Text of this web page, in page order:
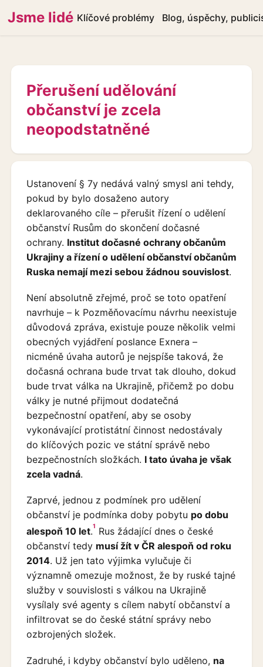
Jsme lidé Klíčové problémy Blog, úspěchy,
Přerušení udělování
občanství je zcela
neopodstatněné
Ustanovení § 7y nedává valný smysl ani tehdy,
pokud by bylo dosaženo autory
deklarovaného cíle – přerušit řízení o udělení
občanství Rusům do skončení dočasné
ochrany. Institut dočasné ochrany občanům
Ukrajiny a řízení o udělení občanství občanům
Ruska nemají mezi sebou žádnou souvislost.
Není absolutně zřejmé, proč se toto opatření
navrhuje – k Pozměňovacímu návrhu neexistuje
důvodová zpráva, existuje pouze několik velmi
obecných vyjádření poslance Exnera –
nicméně úvaha autorů je nejspíše taková, že
dočasná ochrana bude trvat tak dlouho, dokud
bude trvat válka na Ukrajině, přičemž po dobu
války je nutné přijmout dodatečná
bezpečnostní opatření, aby se osoby
vykonávající protistátní činnost nedostávaly
do klíčových pozic ve státní správě nebo
bezpečnostních složkách. I tato úvaha je však
zcela vadná.
Zaprvé, jednou z podmínek pro udělení
občanství je podmínka doby pobytu po dobu
alespoň 10 let.1 Rus žádající dnes o české
občanství tedy musí žít v ČR alespoň od roku
2014. Už jen tato výjimka vylučuje či
významně omezuje možnost, že by ruské tajné
služby v souvislosti s válkou na Ukrajině
vysílaly své agenty s cílem nabytí občanství a
infiltrovat se do české státní správy nebo
ozbrojených složek.
Zadruhé, i kdyby občanství bylo uděleno, na